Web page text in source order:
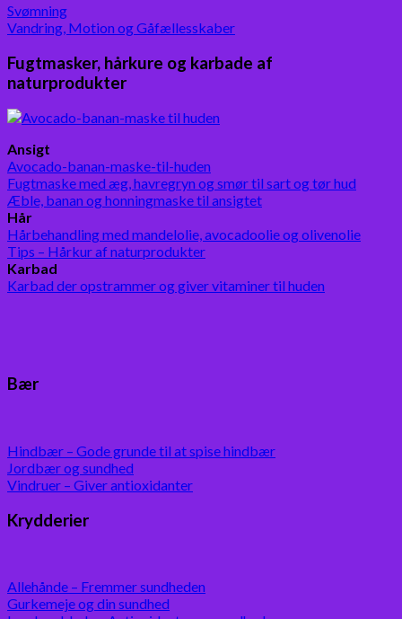
Svømning
Vandring, Motion og Gåfællesskaber
Fugtmasker, hårkure og karbade af
naturprodukter
Ansigt
Avocado-banan-maske-til-huden
Fugtmaske med æg, havregryn og smør til sart og tør hud
Æble, banan og honningmaske til ansigtet
Hår
Hårbehandling med mandelolie, avocadoolie og olivenolie
Tips – Hårkur af naturprodukter
Karbad
Karbad der opstrammer og giver vitaminer til huden
Bær
Hindbær – Gode grunde til at spise hindbær
Jordbær og sundhed
Vindruer – Giver antioxidanter
Krydderier
Allehånde – Fremmer sundheden
Gurkemeje og din sundhed